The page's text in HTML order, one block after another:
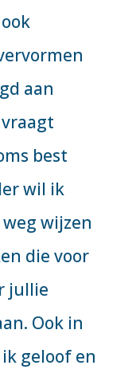
aan
best
wil ik
wijzen
die voor
jullie
Ook in
geloof en